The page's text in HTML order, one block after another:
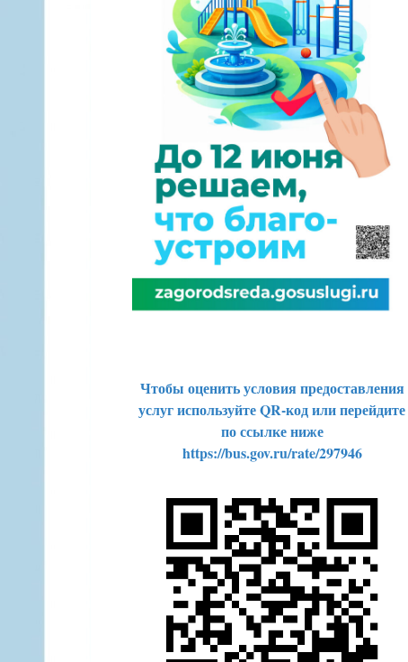
Чтобы оценить условия предоставления
услуг используйте QR-код или перейдите
по ссылке ниже
https://bus.gov.ru/rate/297946